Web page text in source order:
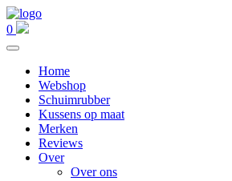
0
Home
Webshop
Schuimrubber
Kussens op maat
Merken
Reviews
Over
Over ons